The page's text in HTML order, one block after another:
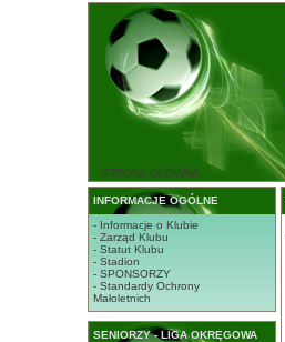
STRONA GŁÓWNA
INFORMACJE OGÓLNE
- Informacje o Klubie
- Zarząd Klubu
- Statut Klubu
- Stadion
- SPONSORZY
- Standardy Ochrony
Małoletnich
SENIORZY - LIGA OKRĘGOWA